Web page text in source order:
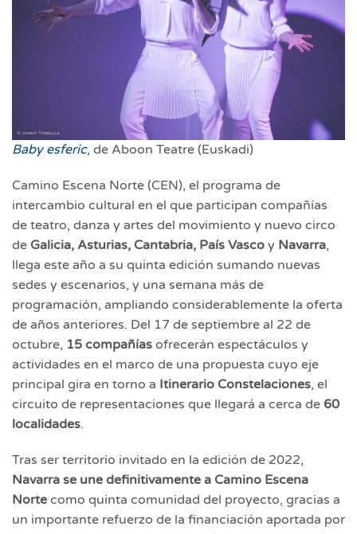
Baby esferic, de Aboon Teatre (Euskadi)
Camino Escena Norte (CEN), el programa de
intercambio cultural en el que participan compañías
de teatro, danza y artes del movimiento y nuevo circo
de Galicia, Asturias, Cantabria, País Vasco y Navarra,
llega este año a su quinta edición sumando nuevas
sedes y escenarios, y una semana más de
programación, ampliando considerablemente la oferta
de años anteriores. Del 17 de septiembre al 22 de
octubre, 15 compañías ofrecerán espectáculos y
actividades en el marco de una propuesta cuyo eje
principal gira en torno a Itinerario Constelaciones, el
circuito de representaciones que llegará a cerca de 60
localidades.
Tras ser territorio invitado en la edición de 2022,
Navarra se une definitivamente a Camino Escena
Norte como quinta comunidad del proyecto, gracias a
un importante refuerzo de la financiación aportada por